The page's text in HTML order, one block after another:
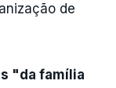
de
"da família